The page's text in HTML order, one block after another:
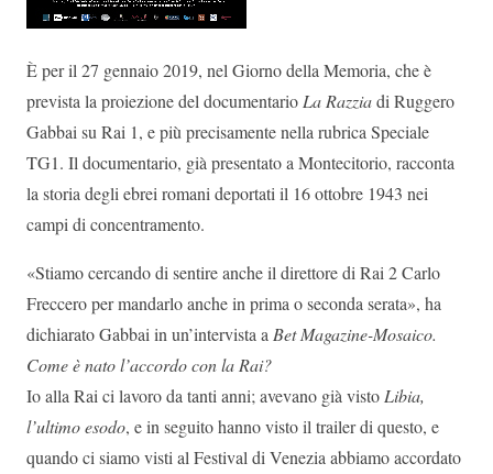
È per il 27 gennaio 2019, nel Giorno della Memoria, che è
prevista la proiezione del documentarioLa Razziadi Ruggero
Gabbai su Rai 1, e più precisamente nella rubrica Speciale
TG1. Il documentario, già presentato a Montecitorio, racconta
la storia degli ebrei romani deportati il 16 ottobre 1943 nei
campi di concentramento.
«Stiamo cercando di sentire anche il direttore di Rai 2 Carlo
Freccero per mandarlo anche in prima o seconda serata», ha
dichiarato Gabbai in un’intervista aBet Magazine-Mosaico.
Come è nato l’accordo con la Rai?
Io alla Rai ci lavoro da tanti anni; avevano già vistoLibia,
l’ultimo esodo, e in seguito hanno visto il trailer di questo, e
quando ci siamo visti al Festival di Venezia abbiamo accordato